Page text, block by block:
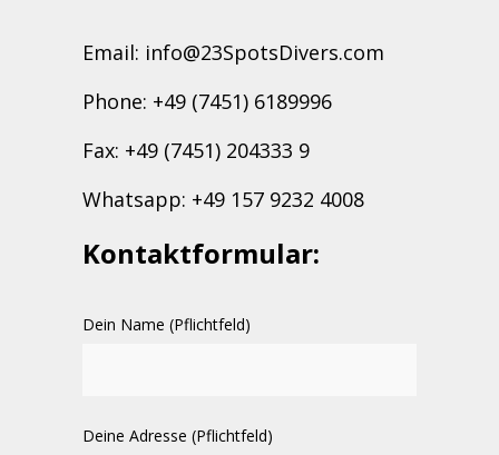
Email: info@23SpotsDivers.com
Phone: +49 (7451) 6189996
Fax: +49 (7451) 204333 9
Whatsapp: +49 157 9232 4008
Kontaktformular:
Dein Name (Pflichtfeld)
Deine Adresse (Pflichtfeld)